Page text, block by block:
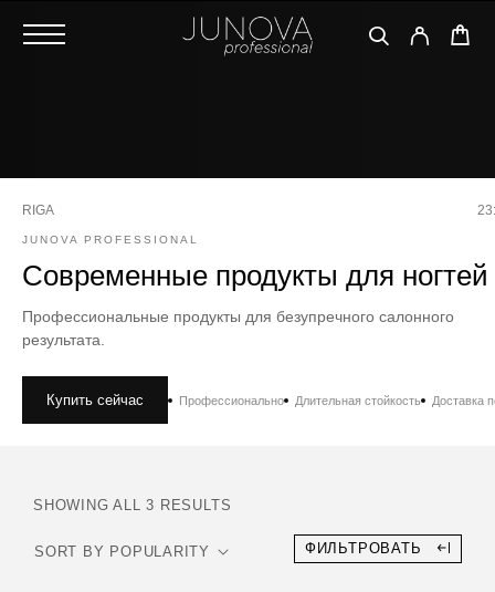
RIGA
JUNOVA PROFESSIONAL
Современные продукты для ногтей
Профессиональные продукты для безупречного салонного
результата.
Купить сейчас Профессионально Длительная стойкость Доставка
SHOWING ALL 3 RESULTS
ФИЛЬТРОВАТЬ